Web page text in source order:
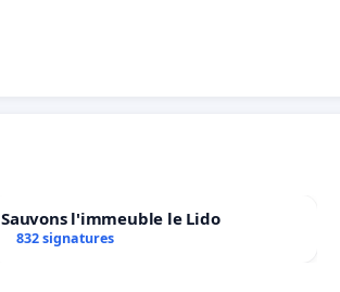
Sauvons l'immeuble le Lido
832 signatures